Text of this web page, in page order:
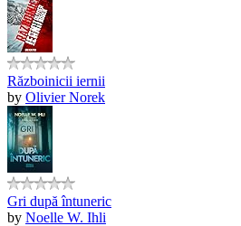
Războinicii iernii
by Olivier Norek
Gri după întuneric
by Noelle W. Ihli